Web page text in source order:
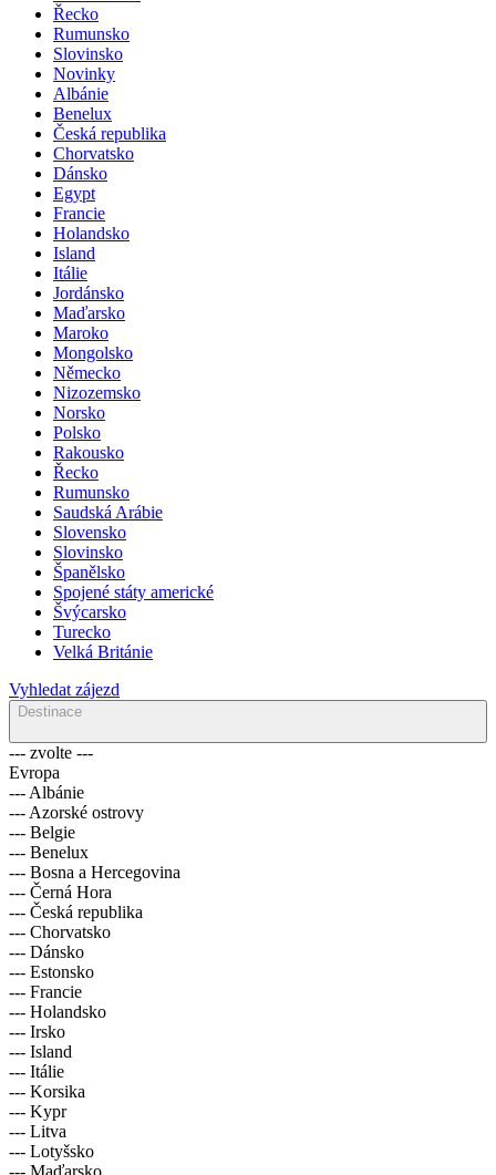
Řecko
Rumunsko
Slovinsko
Novinky
Albánie
Benelux
Česká republika
Chorvatsko
Dánsko
Egypt
Francie
Holandsko
Island
Itálie
Jordánsko
Maďarsko
Maroko
Mongolsko
Německo
Nizozemsko
Norsko
Polsko
Rakousko
Řecko
Rumunsko
Saudská Arábie
Slovensko
Slovinsko
Španělsko
Spojené státy americké
Švýcarsko
Turecko
Velká Británie
Vyhledat zájezd
Destinace
--- zvolte ---
Evropa
--- Albánie
--- Azorské ostrovy
--- Belgie
--- Benelux
--- Bosna a Hercegovina
--- Černá Hora
--- Česká republika
--- Chorvatsko
--- Dánsko
--- Estonsko
--- Francie
--- Holandsko
--- Irsko
--- Island
--- Itálie
--- Korsika
--- Kypr
--- Litva
--- Lotyšsko
--- Maďarsko